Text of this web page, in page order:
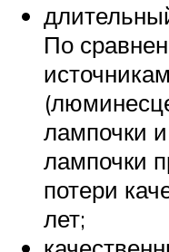
По
лампочки
лампочки
потери
лет;